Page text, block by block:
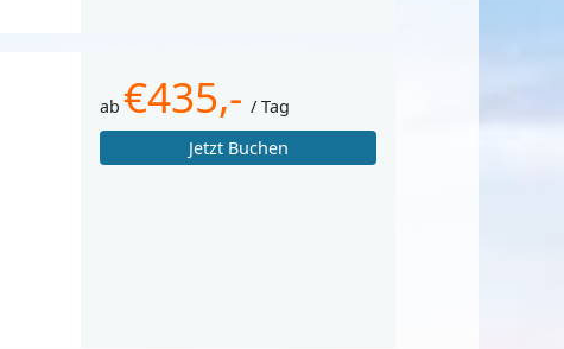
ab €435,- / Tag
Jetzt Buchen